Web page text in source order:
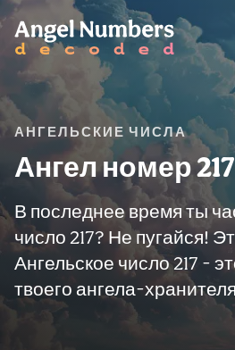
АНГЕЛЬСКИЕ ЧИСЛА
Ангел номер 217
В последнее время ты
число 217? Не пугайся!
Ангельское число 217 -
твоего ангела-
ПРЕДУПРЕЖДЕНИЕ: